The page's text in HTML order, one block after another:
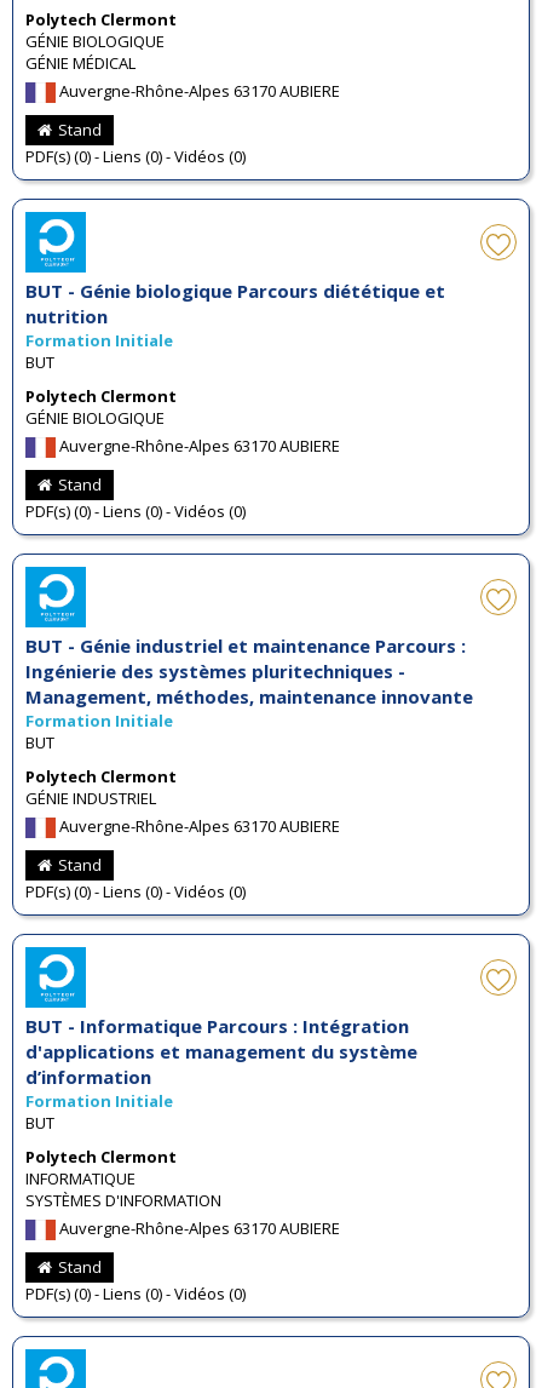
Polytech Clermont
GÉNIE BIOLOGIQUE
GÉNIE MÉDICAL
Auvergne-Rhône-Alpes 63170 AUBIERE
Stand
PDF(s) (0) - Liens (0) - Vidéos (0)
BUT - Génie biologique Parcours diététique et
nutrition
Formation Initiale
BUT
Polytech Clermont
GÉNIE BIOLOGIQUE
Auvergne-Rhône-Alpes 63170 AUBIERE
Stand
PDF(s) (0) - Liens (0) - Vidéos (0)
BUT - Génie industriel et maintenance Parcours :
Ingénierie des systèmes pluritechniques -
Management, méthodes, maintenance innovante
Formation Initiale
BUT
Polytech Clermont
GÉNIE INDUSTRIEL
Auvergne-Rhône-Alpes 63170 AUBIERE
Stand
PDF(s) (0) - Liens (0) - Vidéos (0)
BUT - Informatique Parcours : Intégration
d'applications et management du système
d’information
Formation Initiale
BUT
Polytech Clermont
INFORMATIQUE
SYSTÈMES D'INFORMATION
Auvergne-Rhône-Alpes 63170 AUBIERE
Stand
PDF(s) (0) - Liens (0) - Vidéos (0)